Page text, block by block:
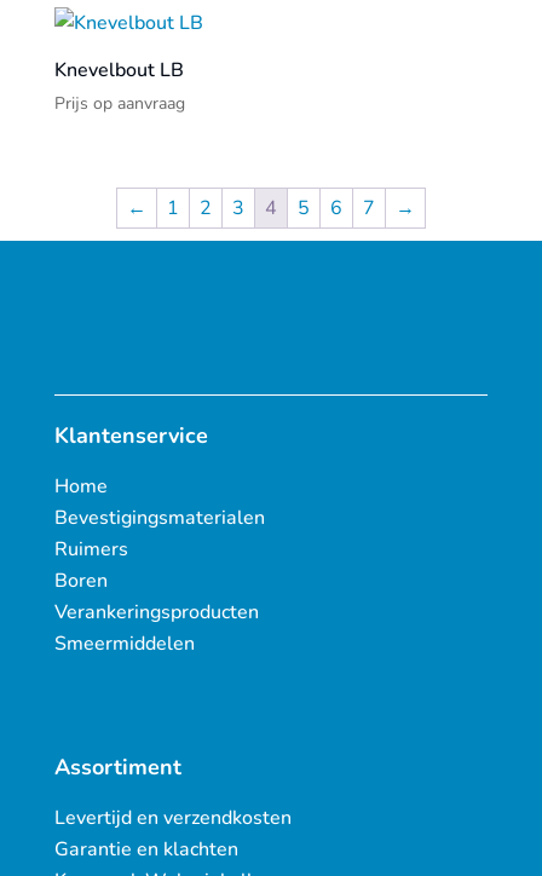
Knevelbout LB
Prijs op aanvraag
← 1 2 3 4 5 6 7 →
Klantenservice
Home
Bevestigingsmaterialen
Ruimers
Boren
Verankeringsproducten
Smeermiddelen
Assortiment
Levertijd en verzendkosten
Garantie en klachten